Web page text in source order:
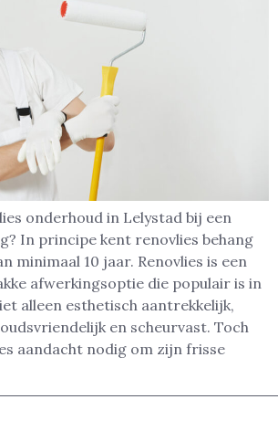
onderhoud in Lelystad bij een
In principe kent renovlies behang
minimaal 10 jaar. Renovlies is een
afwerkingsoptie die populair is in
alleen esthetisch aantrekkelijk,
en scheurvast. Toch
aandacht nodig om zijn frisse